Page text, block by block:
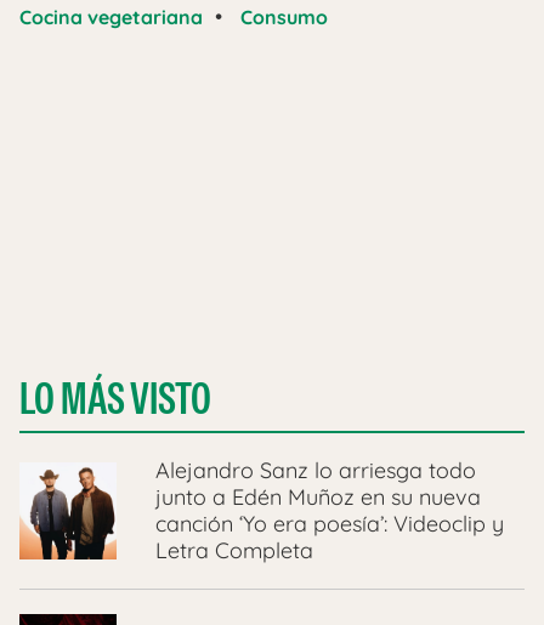
Cocina vegetariana • Consumo
LO MÁS VISTO
Alejandro Sanz lo arriesga todo
junto a Edén Muñoz en su nueva
canción ‘Yo era poesía’: Videoclip y
Letra Completa